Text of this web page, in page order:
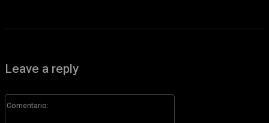
Leave a reply
Comentario: